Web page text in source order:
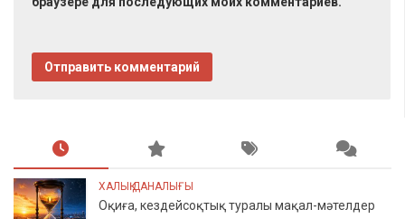
ХАЛЫҚ ДАНАЛЫҒЫ
Оқиға, кездейсоқтық туралы мақал-мәтелдер